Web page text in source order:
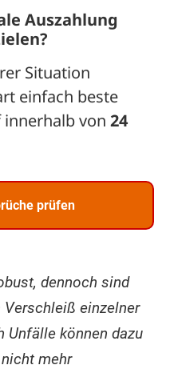
Auszahlung
Situation
einfach beste
von 24
prüfen
dennoch sind
einzelner
Unfälle können dazu
mehr